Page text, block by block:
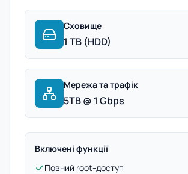
Сховище
1 TB (HDD)
Мережа та трафік
5TB @ 1 Gbps
Включені функції
Повний root-доступ